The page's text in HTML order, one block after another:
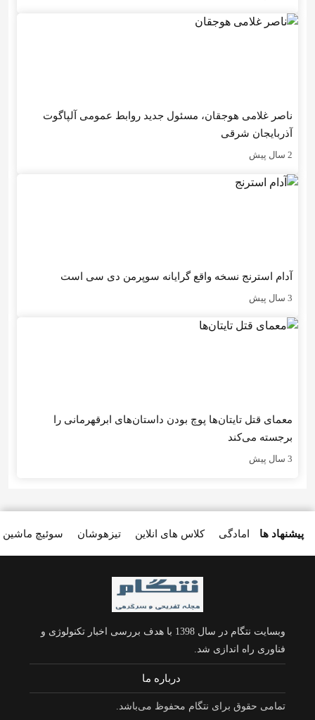
ناصر غلامی هوجقان، مسئول جدید روابط عمومی آلپاگوت
آذربایجان شرقی
2 سال پیش
آدام استرنج نسخه واقع گرایانه سوپرمن دی سی است
3 سال پیش
معمای قتل تایتان‌ها پوچ بودن داستان‌های ابرقهرمانی را
برجسته می‌کند
3 سال پیش
پیشنهاد ها سوئیچ ماشین تیزهوشان کلاس های انلاین امادگی
وبسایت نتگام در سال 1398 با هدف بررسی اخبار تکنولوژی و
فناوری راه اندازی شد.
درباره ما
تمامی حقوق برای نتگام محفوظ می‌باشد.